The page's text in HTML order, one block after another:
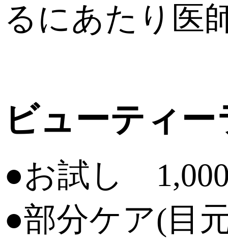
るにあたり医
ビューティ
●お試し
●部分ケア(目